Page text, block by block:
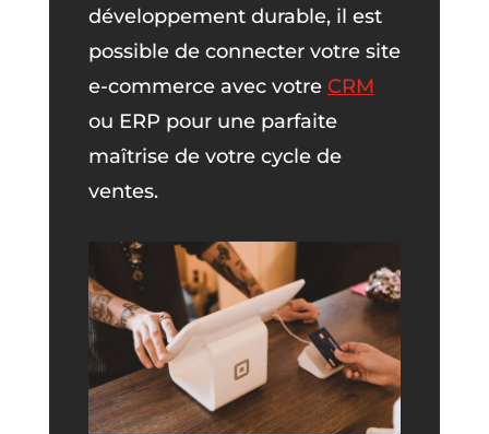
développement durable, il est
possible de connecter votre site
e-commerce avec votre CRM
ou ERP pour une parfaite
maîtrise de votre cycle de
ventes.